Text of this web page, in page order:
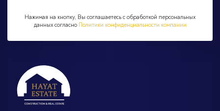
Нажимая на кнопку, Вы соглашаетесь с обработкой персональных
данных согласно Политики конфиденциальности компании